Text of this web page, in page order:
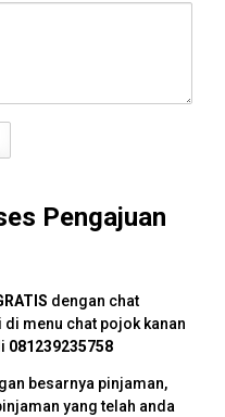
Pengajuan
dengan chat
menu chat pojok kanan
081239235758
besarnya pinjaman,
yang telah anda